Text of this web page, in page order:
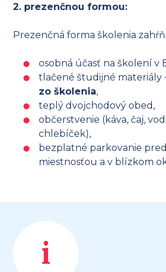
2. prezenčnou formou:
Prezenčná forma školenia
osobná účasť na školení v
tlačené študijné materiály
zo školenia,
teplý dvojchodový obed,
občerstvenie (káva, čaj,
chlebíček),
bezplatné parkovanie
miestnosťou a v blízkom
i